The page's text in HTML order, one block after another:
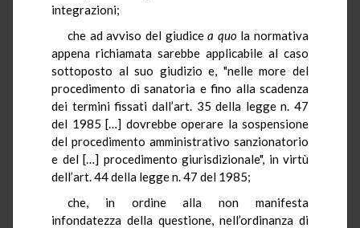
integrazioni;
che ad avviso del giudicea quo la normativa
appena richiamata sarebbe applicabile al caso
sottoposto al suo giudizio e, "nelle more del
procedimento di sanatoria e fino alla scadenza
dei termini fissati dall’art. 35 della legge n. 47
del 1985 […] dovrebbe operare la sospensione
del procedimento amministrativo sanzionatorio
e del […] procedimento giurisdizionale", in virtù
dell’art. 44 della legge n. 47 del 1985;
che, in ordine alla non manifesta
infondatezza della questione, nell’ordinanza di